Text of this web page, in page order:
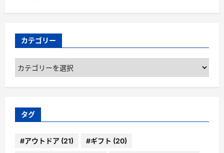
カテゴリー
カ
テ
ゴ
ー
タグ
#アウトドア (21) #ギフト (20)